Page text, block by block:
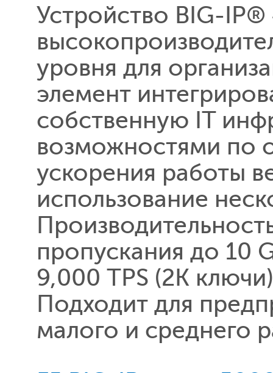
Устройство BIG-
уровня для
элемент
собственную IT
возможностями по
ускорения работы
использование
пропускания до 10
9,000 TPS (2K
Подходит для
малого и среднего